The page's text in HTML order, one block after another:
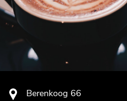
Berenkoog 66